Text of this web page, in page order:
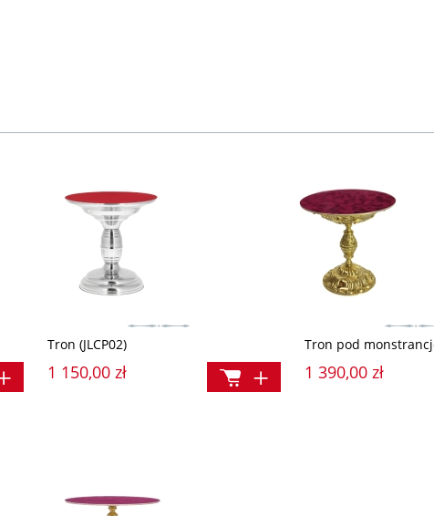
Tron (JLCP02)
1 150,00 zł
Tron pod
1 390,00 zł